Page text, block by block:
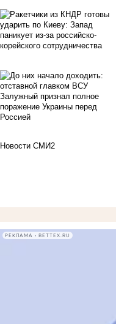
Новости СМИ2
РЕКЛАМА • BETTEX.RU